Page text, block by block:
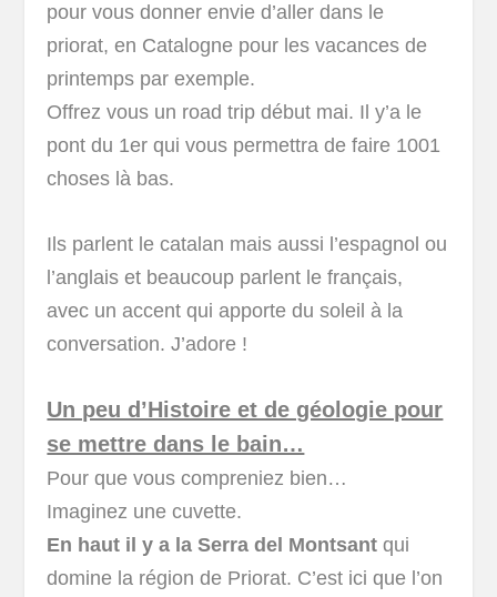
pour vous donner envie d’aller dans le
priorat, en Catalogne pour les vacances de
printemps par exemple.
Offrez vous un road trip début mai. Il y’a le
pont du 1er qui vous permettra de faire 1001
choses là bas.
Ils parlent le catalan mais aussi l’espagnol ou
l’anglais et beaucoup parlent le français,
avec un accent qui apporte du soleil à la
conversation. J’adore !
Un peu d’Histoire et de géologie pour
se mettre dans le bain…
Pour que vous compreniez bien…
Imaginez une cuvette.
En haut il y a la Serra del Montsant qui
domine la région de Priorat. C’est ici que l’on